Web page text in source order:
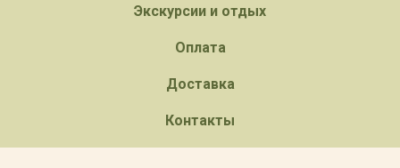
Экскурсии и отдых
Оплата
Доставка
Контакты